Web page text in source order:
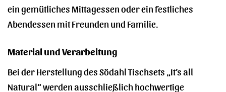
ein gemütliches Mittagessen oder ein festliches
Abendessen mit Freunden und Familie.
Material und Verarbeitung
Bei der Herstellung des Södahl Tischsets „It’s all
Natural“ werden ausschließlich hochwertige